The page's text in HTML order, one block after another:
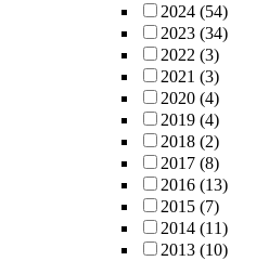
2024 (54)
2023 (34)
2022 (3)
2021 (3)
2020 (4)
2019 (4)
2018 (2)
2017 (8)
2016 (13)
2015 (7)
2014 (11)
2013 (10)